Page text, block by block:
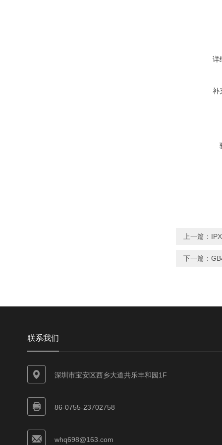
详
补
上一篇：
下一篇：
联系我们
深圳市宝安区西乡大道共乐丰和园1F
86-0755-23702758
whq698@163.com